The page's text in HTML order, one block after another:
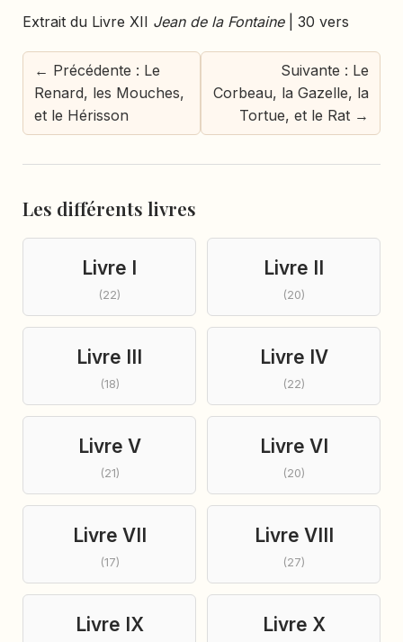
Extrait du Livre XII Jean de la Fontaine| 30 vers
← Précédente : Le
Renard, les Mouches,
et le Hérisson
Suivante : Le
Corbeau, la Gazelle, la
Tortue, et le Rat →
Les différents livres
Livre I
(22)
Livre II
(20)
Livre III
(18)
Livre IV
(22)
Livre V
(21)
Livre VI
(20)
Livre VII
(17)
Livre VIII
(27)
Livre IX Livre X